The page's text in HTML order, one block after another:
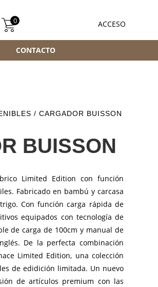
ACCESO
0
CONTACTO
/ CARGADOR BUISSON
BUISSON
Limited Edition con función
Fabricado en bambú y carcasa
Con función carga rápida de
equipados con tecnología de
de carga de 100cm y manual de
De la perfecta combinación
Limited Edition, una colección
de edidición limitada. Un nuevo
de artículos premium con las